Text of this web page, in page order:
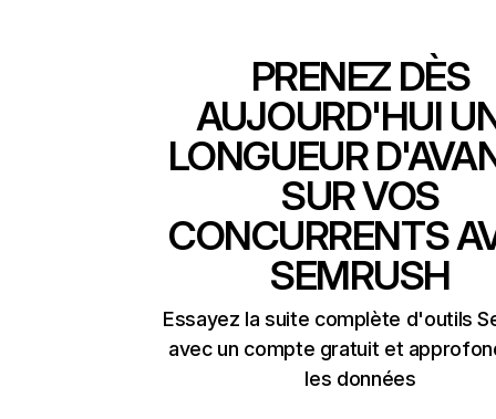
PRENEZ DÈS
AUJOURD'HUI
LONGUEUR
SUR VOS
CONCURRENTS
SEMRUSH
Essayez la suite complète d'outils
avec un compte gratuit et
les données